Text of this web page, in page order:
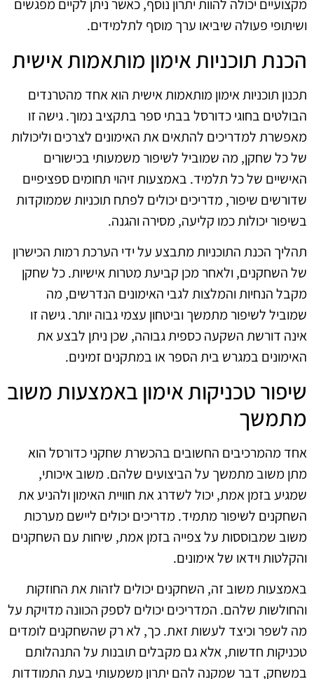
מקצועיים יכולה להוות יתרון נוסף, כאשר ניתן לקיים מפגשים
ושיתופי פעולה שיביאו ערך מוסף לתלמידים.
הכנת תוכניות אימון מותאמות אישית
תכנון תוכניות אימון מותאמות אישית הוא אחד מהטרנדים
הבולטים בחוגי כדורסל בבתי ספר בתקציב נמוך. גישה זו
מאפשרת למדריכים להתאים את האימונים לצרכים וליכולות
של כל שחקן, מה שמוביל לשיפור משמעותי בכישורים
האישיים של כל תלמיד. באמצעות זיהוי תחומים ספציפיים
שדורשים שיפור, מדריכים יכולים לפתח תוכניות שממוקדות
בשיפור יכולות כמו קליעה, מסירה והגנה.
תהליך הכנת התוכניות מתבצע על ידי הערכת רמות הכישרון
של השחקנים, ולאחר מכן קביעת מטרות אישיות. כל שחקן
מקבל הנחיות והמלצות לגבי האימונים הנדרשים, מה
שמוביל לשיפור מתמשך וביטחון עצמי גבוה יותר. גישה זו
אינה דורשת השקעה כספית גבוהה, שכן ניתן לבצע את
האימונים במגרש בית הספר או במתקנים זמינים.
שיפור טכניקות אימון באמצעות משוב
מתמשך
אחד מהמרכיבים החשובים בהכשרת שחקני כדורסל הוא
מתן משוב מתמשך על הביצועים שלהם. משוב איכותי,
שמגיע בזמן אמת, יכול לשדרג את חוויית האימון ולהניע את
השחקנים לשיפור מתמיד. מדריכים יכולים ליישם מערכות
משוב שמבוססות על צפייה בזמן אמת, שיחות עם השחקנים
והקלטות וידאו של אימונים.
באמצעות משוב זה, השחקנים יכולים לזהות את החוזקות
והחולשות שלהם. המדריכים יכולים לספק הכוונה מדויקת על
מה לשפר וכיצד לעשות זאת. כך, לא רק שהשחקנים לומדים
טכניקות חדשות, אלא גם מקבלים תובנות על התנהלותם
במשחק, דבר שמקנה להם יתרון משמעותי בעת התמודדות